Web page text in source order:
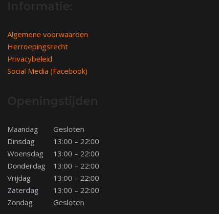
Algemene voorwaarden
Herroepingsrecht
Privacybeleid
Social Media (Facebook)
Maandag
Gesloten
Dinsdag
13:00 – 22:00
Woensdag
13:00 – 22:00
Donderdag
13:00 – 22:00
Vrijdag
13:00 – 22:00
Zaterdag
13:00 – 22:00
Zondag
Gesloten